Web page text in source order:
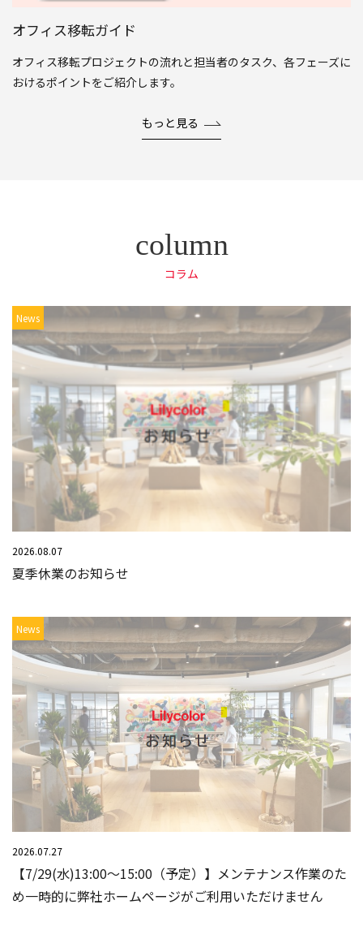
オフィス移転ガイド
オフィス移転プロジェクトの流れと担当者のタスク、各フェーズに
おけるポイントをご紹介します。
もっと見る
コラム
News
2026.08.07
夏季休業のお知らせ
News
2026.07.27
【7/29(水)13:00～15:00（予定）】メンテナンス作業のた
め一時的に弊社ホームページがご利用いただけません